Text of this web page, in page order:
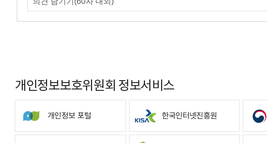
개인정보보호위원회 정보서비스
개인정보 포털 한국인터넷진흥원